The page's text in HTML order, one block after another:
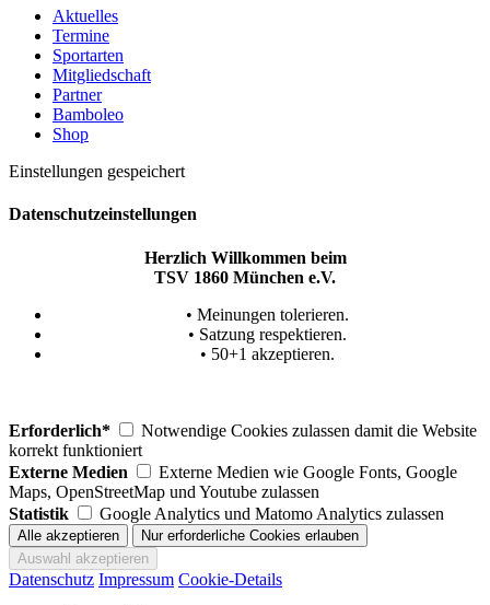
Aktuelles
Termine
Sportarten
Mitgliedschaft
Partner
Bamboleo
Shop
Einstellungen gespeichert
Datenschutzeinstellungen
Herzlich Willkommen beim
TSV 1860 München e.V.
• Meinungen tolerieren.
• Satzung respektieren.
• 50+1 akzeptieren.
Erforderlich*
Notwendige Cookies zulassen damit die Website
korrekt funktioniert
Externe Medien
Externe Medien wie Google Fonts, Google
Maps, OpenStreetMap und Youtube zulassen
Statistik
Google Analytics und Matomo Analytics zulassen
Datenschutz Impressum Cookie-Details